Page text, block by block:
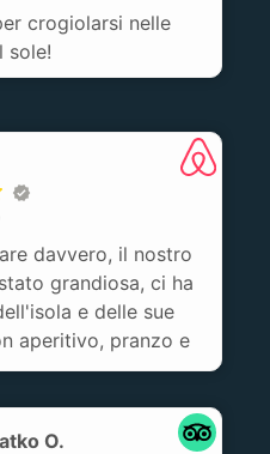
crogiolarsi nelle
sole!
davvero, il nostro
grandiosa, ci ha
e delle sue
aperitivo, pranzo e
molto fortunati
nostri ricordi
O.